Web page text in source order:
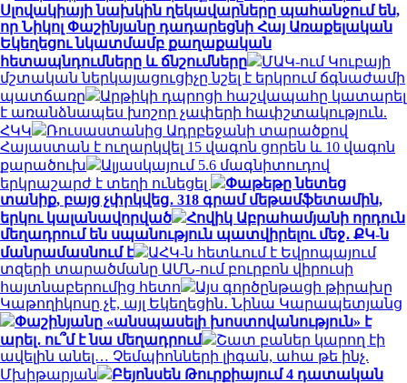
Սլովակիայի նախկին ղեկավարները պահանջում են,
որ Նիկոլ Փաշինյանը դադարեցնի Հայ Առաքելական
Եկեղեցու նկատմամբ քաղաքական
հետապնդումները և ճնշումները
ՄԱԿ-ում Կուբայի
մշտական ​​ներկայացուցիչը նշել է երկրում ճգնաժամի
պատճառը
Արթիկի դպրոցի հաշվապահը կատարել
է առանձնապես խոշոր չափերի հափշտակություն.
ՀԿԿ
Ռուսաստանից Ադրբեջանի տարածքով
Հայաստան է ուղարկվել 15 վագոն ցորեն և 10 վագոն
քարածուխ
Ալյասկայում 5.6 մագնիտուդով
երկրաշարժ է տեղի ունեցել
Փաթեթը նետեց
տանիք, բայց չփրկվեց․ 318 գրամ մեթամֆետամին,
երկու կալանավորված
Հովիկ Աբրահամյանի որդուն
մեղադրում են սպանություն պատվիրելու մեջ․ ՔԿ-ն
մանրամասնում է
ԱՀԿ-ն հետևում է Եվրոպայում
տզերի տարածմանը ԱՄՆ-ում բուրբոն վիրուսի
հայտնաբերումից հետո
Այս գործընթացի թիրախը
Կաթողիկոսը չէ, այլ Եկեղեցին․ Նինա Կարապետյանց
Փաշինյանը «անսպասելի խոստովանություն» է
արել․ ու՞մ է նա մեղադրում
Շատ բաներ կարող էի
ավելին անել… Չեմպիոնների լիգան, ահա թե ինչ.
Մխիթարյան
Բեյոնսեն Թուրքիայում 4 դատական